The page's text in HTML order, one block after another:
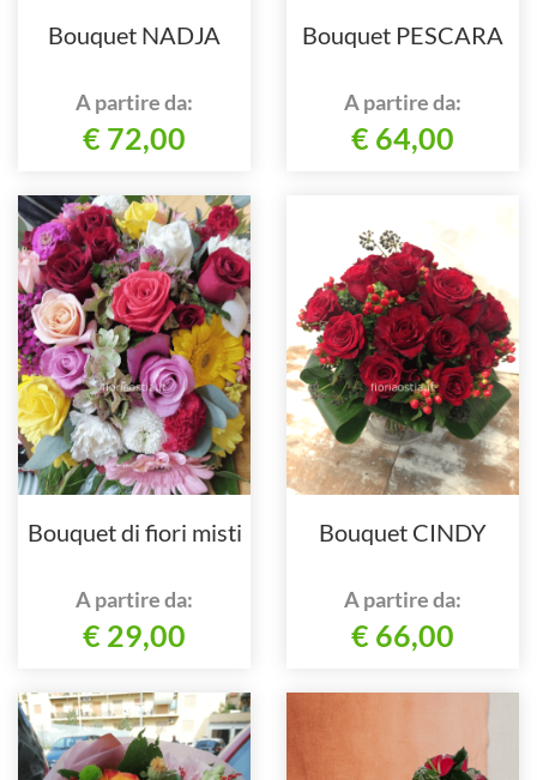
Bouquet NADJA
A partire da:
€ 72,00
Bouquet PESCARA
A partire da:
€ 64,00
Bouquet di fiori misti
A partire da:
€ 29,00
Bouquet CINDY
A partire da:
€ 66,00